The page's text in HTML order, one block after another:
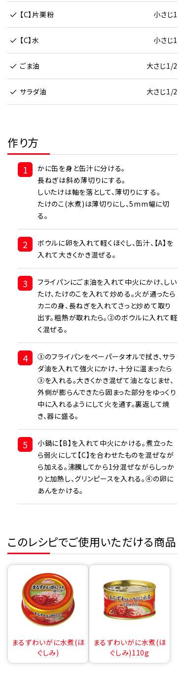
【C】片栗粉 小さじ1
【C】水 小さじ1
ごま油 大さじ1/2
サラダ油 大さじ1/2
作り方
1
かに缶を身と缶汁に分ける。
長ねぎは斜め薄切りにする。
しいたけは軸を落として、薄切りにする。
たけのこ(水煮)は薄切りにし、5mm幅に切
る。
2
ボウルに卵を入れて軽くほぐし、缶汁、【A】を
入れて大きくかき混ぜる。
3
フライパンにごま油を入れて中火にかけ、しい
たけ、たけのこを入れて炒める。火が通ったら
カニの身、長ねぎを入れてさっと炒めて取り
出す。粗熱が取れたら。②のボウルに入れて軽
く混ぜる。
4
③のフライパンをペーパータオルで拭き、サラ
ダ油を入れて強火にかけ、十分に温まったら
③を入れる。大きくかき混ぜて油となじませ、
外側が膨らんできたら固まった部分をゆっくり
中に入れるようにして火を通す。裏返して焼
き、器に盛る。
5
小鍋に【B】を入れて中火にかける。煮立った
ら弱火にして【C】を合わせたものを混ぜなが
ら加える。沸騰してから1分混ぜながらしっか
りと加熱し、グリンピースを入れる。④の卵に
あんをかける。
このレシピでご使用いただける商品
まるずわいがに水煮(ほ
ぐしみ)
まるずわいがに水煮(ほ
ぐしみ)110g